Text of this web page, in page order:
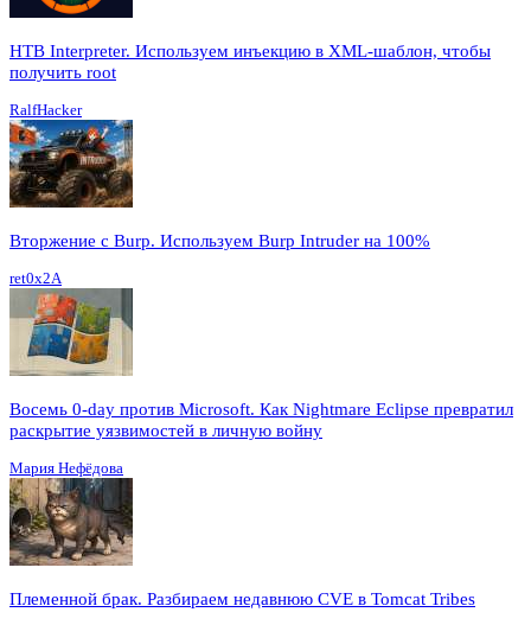
HTB Interpreter. Используем инъекцию в XML-шаблон, чтобы
получить root
RalfHacker
Вторжение с Burp. Используем Burp Intruder на 100%
ret0x2A
Восемь 0-day против Microsoft. Как Nightmare Eclipse превратил
раскрытие уязвимостей в личную войну
Мария Нефёдова
Племенной брак. Разбираем недавнюю CVE в Tomcat Tribes